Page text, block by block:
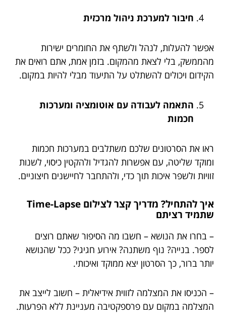
חיבור למערכת ניהול מרכזית
אפשר להעלות, לנהל ולשתף את החומרים ישירות
מהממשק, בלי לצאת מהמקום. בזמן אמת, אתם רואים את
הקידום ויכולים להשתלט על התיעוד מבלי להיות במקום.
התאמה לעבודה עם אוטומציה ומערכות
חכמות
ראו את הסרטונים שלכם משתלבים במערכות חכמות
ומוקד שליטה, עם אפשרות להגדיל ולהקטין כיסוי, לשנות
זוויות ולשפר איכות תוך כדי, ולהתחבר לחיישנים חיצוניים.
איך להתחיל? מדריך קצר לצילום Time-Lapse
שתמיד רציתם
– בחרו את הנושא – חשבו מה הסיפור שאתם רוצים
לספר. בנייה? נוף משתנה? אירוע חגיגי? ככל שהנושא
יותר ברור, כך הסרטון יצא ממוקד ואיכותי.
– הכניסו את המצלמה לזווית אידיאלית – חשוב לייצב את
המצלמה במקום עם פרספקטיבה מעניינת ללא הפרעות.